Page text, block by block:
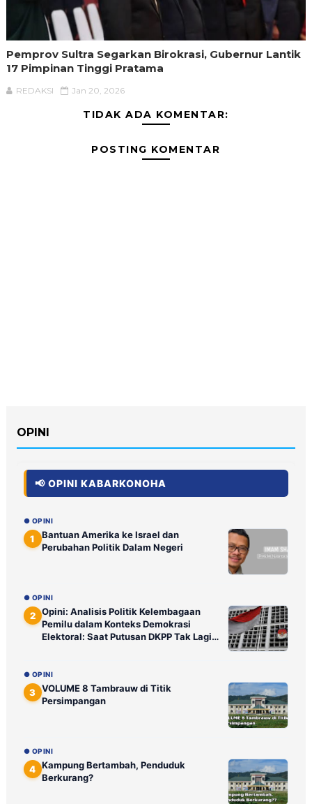
Pemprov Sultra Segarkan Birokrasi, Gubernur Lantik
17 Pimpinan Tinggi Pratama
REDAKSI Jan 20, 2026
TIDAK ADA KOMENTAR:
POSTING KOMENTAR
OPINI
📢 OPINI KABARKONOHA
● OPINI
1
Bantuan Amerika ke Israel dan
Perubahan Politik Dalam Negeri
● OPINI
2 Opini: Analisis Politik Kelembagaan
Pemilu dalam Konteks Demokrasi
Elektoral: Saat Putusan DKPP Tak Lagi
● OPINI
3 VOLUME 8 Tambrauw di Titik
Persimpangan
● OPINI
4 Kampung Bertambah, Penduduk
Berkurang?